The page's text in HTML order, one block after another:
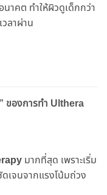
าคต ทําให้ผิวดูเด็กกว่า
ลาผ่าน
ของการทํา Ulthera
มากที่สุด เพราะเริ่ม
เจนจากแรงโน้มถ่วง